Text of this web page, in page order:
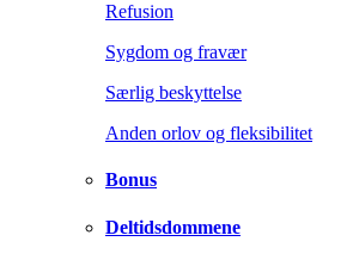
Refusion
Sygdom og fravær
Særlig beskyttelse
Anden orlov og fleksibilitet
Bonus
Deltidsdommene